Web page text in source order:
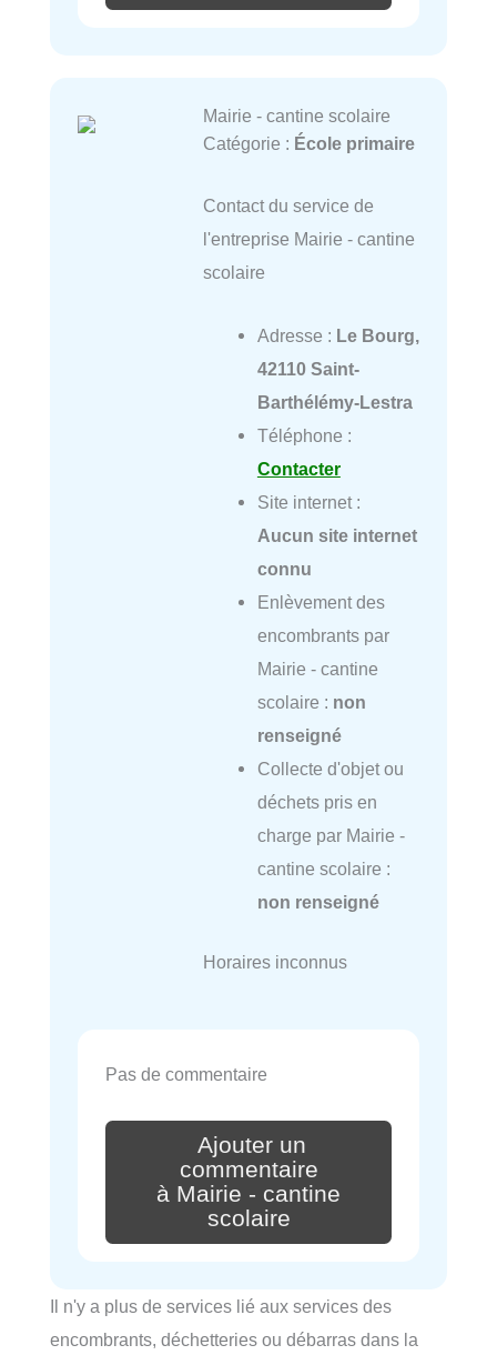
Mairie - cantine scolaire
Catégorie : École primaire
Contact du service de
l'entreprise Mairie - cantine
scolaire
Adresse : Le Bourg,
42110 Saint-
Barthélémy-Lestra
Téléphone :
Contacter
Site internet :
Aucun site internet
connu
Enlèvement des
encombrants par
Mairie - cantine
scolaire : non
renseigné
Collecte d'objet ou
déchets pris en
charge par Mairie -
cantine scolaire :
non renseigné
Horaires inconnus
Pas de commentaire
Ajouter un
commentaire
à Mairie - cantine
scolaire
Il n'y a plus de services lié aux services des
encombrants, déchetteries ou débarras dans la